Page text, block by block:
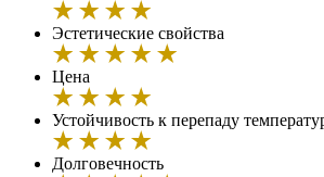
Эстетические свойства
Цена
Устойчивость к перепаду
Долговечность